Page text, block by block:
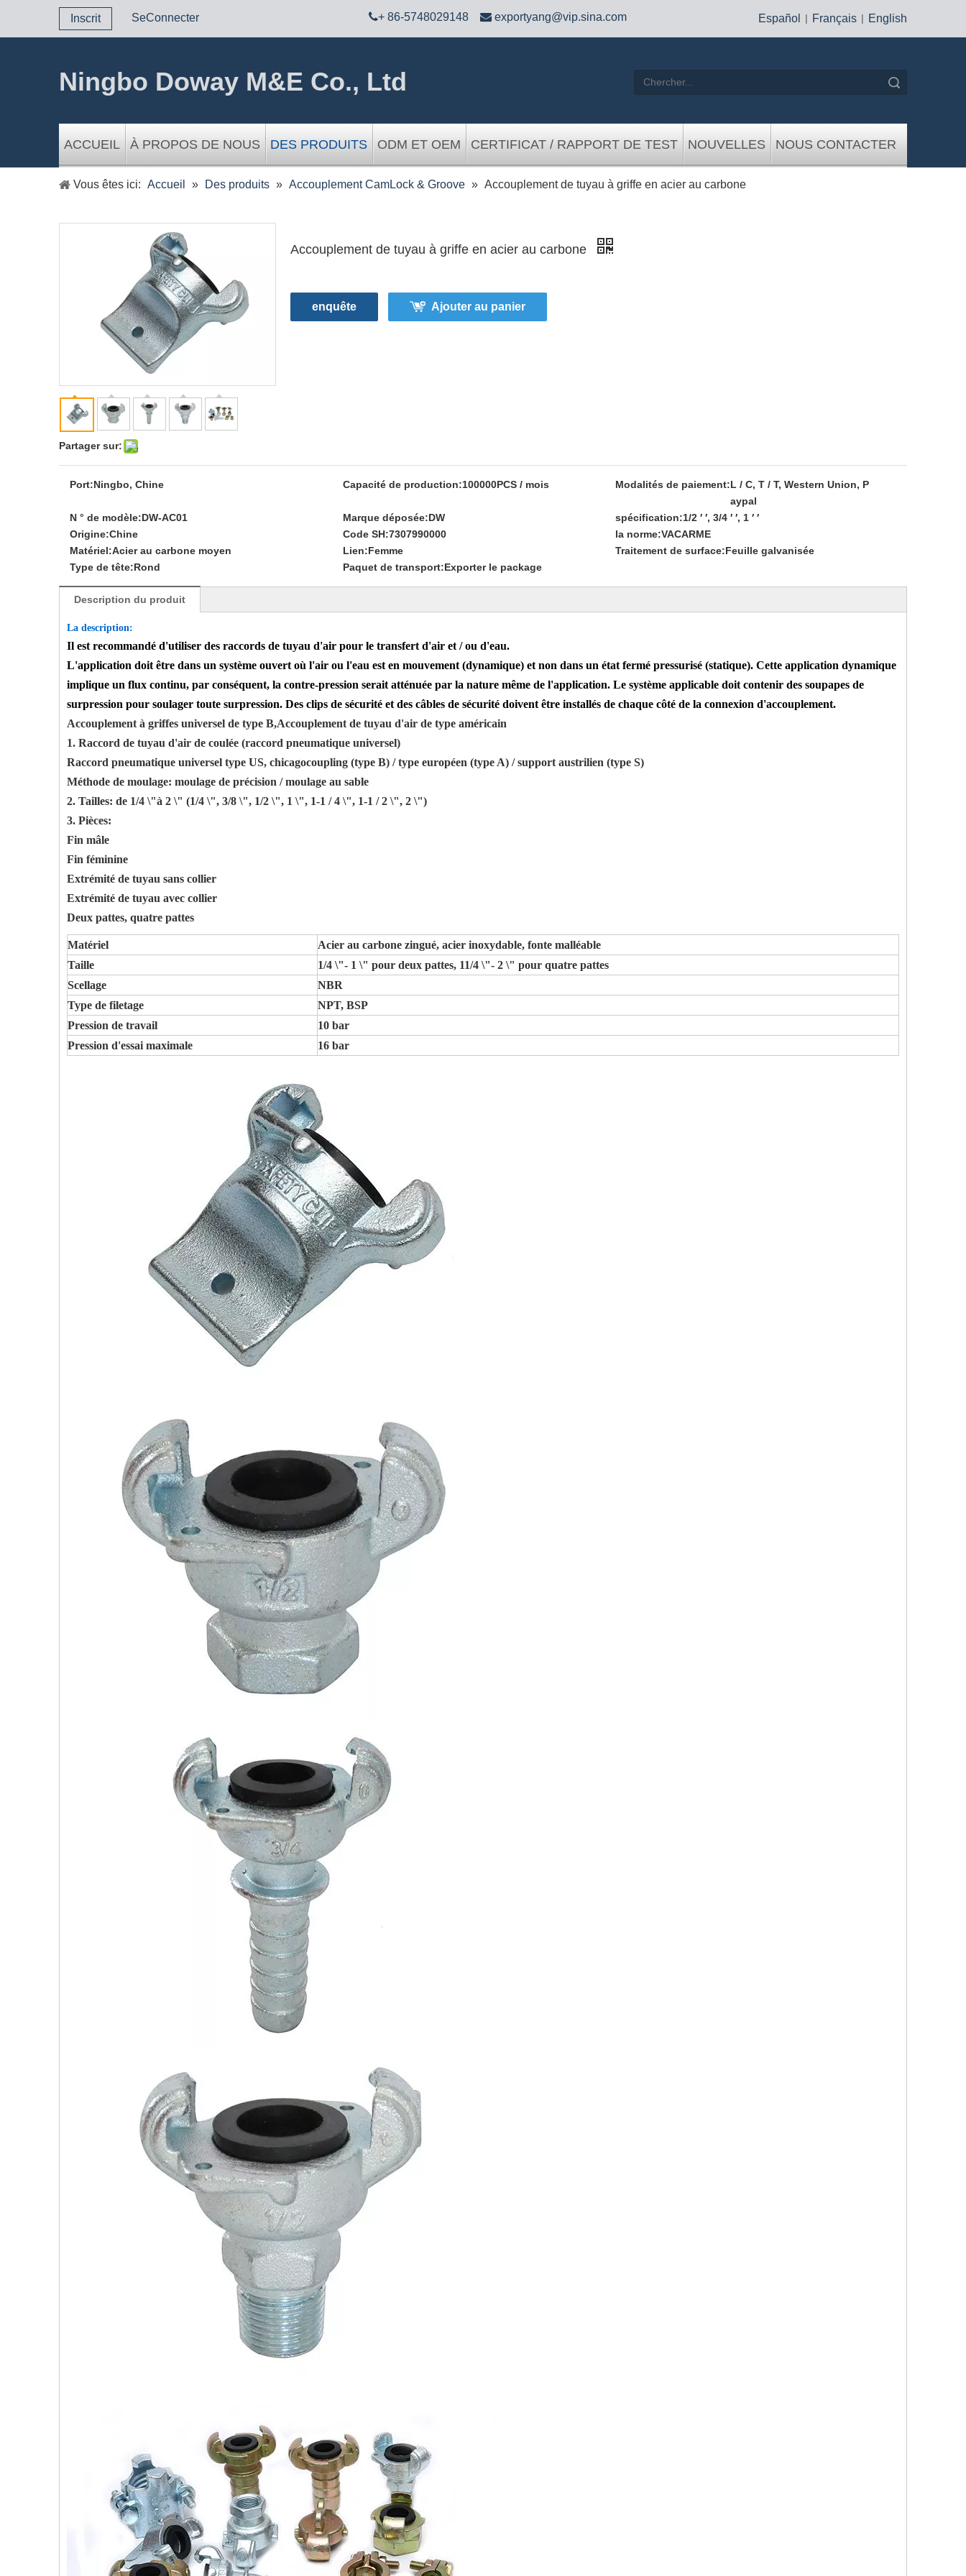
Inscrit SeConnecter + 86-5748029148  exportyang@vip.sina.com Español | Français | English
Ningbo Doway M&E Co., Ltd
ACCUEIL À PROPOS DE NOUS DES PRODUITS ODM ET OEM CERTIFICAT / RAPPORT DE TEST NOUVELLES NOUS CONTACTER
Vous êtes ici: Accueil » Des produits » Accouplement CamLock & Groove » Accouplement de tuyau à griffe en acier au carbone
Partager sur:
Accouplement de tuyau à griffe en acier au carbone
enquête Ajouter au panier
Port:Ningbo, Chine Capacité de production:100000PCS / mois Modalités de paiement:L / C, T / T, Western Union, P
aypal
N ° de modèle:DW-AC01 Marque déposée:DW spécification:1/2 ′ ′, 3/4 ′ ′, 1 ′ ′
Origine:Chine Code SH:7307990000 la norme:VACARME
Matériel:Acier au carbone moyen Lien:Femme Traitement de surface:Feuille galvanisée
Type de tête:Rond Paquet de transport:Exporter le package
Description du produit
La description:
Il est recommandé d'utiliser des raccords de tuyau d'air pour le transfert d'air et / ou d'eau.
L'application doit être dans un système ouvert où l'air ou l'eau est en mouvement (dynamique) et non dans un état fermé pressurisé (statique). Cette application dynamique
implique un flux continu, par conséquent, la contre-pression serait atténuée par la nature même de l'application. Le système applicable doit contenir des soupapes de
surpression pour soulager toute surpression. Des clips de sécurité et des câbles de sécurité doivent être installés de chaque côté de la connexion d'accouplement.
Accouplement à griffes universel de type B,Accouplement de tuyau d'air de type américain
1. Raccord de tuyau d'air de coulée (raccord pneumatique universel)
Raccord pneumatique universel type US, chicagocoupling (type B) / type européen (type A) / support austrilien (type S)
Méthode de moulage: moulage de précision / moulage au sable
2. Tailles: de 1/4 \"à 2 \" (1/4 \", 3/8 \", 1/2 \", 1 \", 1-1 / 4 \", 1-1 / 2 \", 2 \")
3. Pièces:
Fin mâle
Fin féminine
Extrémité de tuyau sans collier
Extrémité de tuyau avec collier
Deux pattes, quatre pattes
Matériel
Acier au carbone zingué, acier inoxydable, fonte malléable
Taille
1/4 \"- 1 \" pour deux pattes, 11/4 \"- 2 \" pour quatre pattes
Scellage
NBR
Type de filetage
NPT, BSP
Pression de travail
10 bar
Pression d'essai maximale
16 bar